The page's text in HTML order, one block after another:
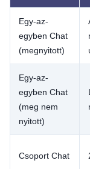
Egy-az-
egyben Chat
(megnyitott)
Egy-az-
egyben Chat
(meg nem
nyitott)
Csoport Chat